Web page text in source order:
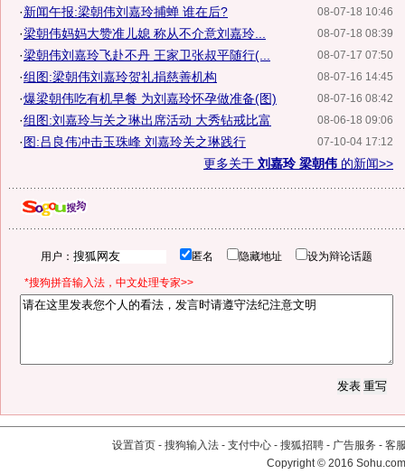
08-07-18 10:46
·新闻午报:梁朝伟刘嘉玲捕蝉 谁在后?
08-07-18 08:39
·梁朝伟妈妈大赞准儿媳 称从不介意刘嘉玲...
08-07-17 07:50
·梁朝伟刘嘉玲飞赴不丹 王家卫张叔平随行(...
08-07-16 14:45
·组图:梁朝伟刘嘉玲贺礼捐慈善机构
08-07-16 08:42
·爆梁朝伟吃有机早餐 为刘嘉玲怀孕做准备(图)
08-06-18 09:06
·组图:刘嘉玲与关之琳出席活动 大秀钻戒比富
07-10-04 17:12
·图:吕良伟冲击玉珠峰 刘嘉玲关之琳践行
更多关于 刘嘉玲 梁朝伟 的新闻>>
用户： 匿名 隐藏地址 设为辩论话题
*搜狗拼音输入法，中文处理专家>>
设置首页 - 搜狗输入法 - 支付中心 - 搜狐招聘 - 广告服务 - 客
Copyright©2016